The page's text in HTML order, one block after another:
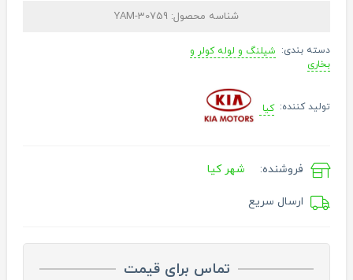
شناسه محصول: YAM-30759
دسته بندی: شیلنگ‌ و لوله کولر و
بخاری
تولید کننده: کیا
فروشنده: شهر کیا
ارسال سریع
تماس برای قیمت